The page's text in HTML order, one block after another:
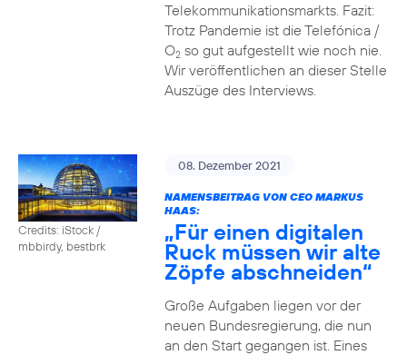
Telekommunikationsmarkts. Fazit:
Trotz Pandemie ist die Telefónica /
O2so gut aufgestellt wie noch nie.
Wir veröffentlichen an dieser Stelle
Auszüge des Interviews.
Credits: iStock /
mbbirdy, bestbrk
08. Dezember 2021
NAMENSBEITRAG VON CEO MARKUS
HAAS:
„Für einen digitalen
Ruck müssen wir alte
Zöpfe abschneiden“
Große Aufgaben liegen vor der
neuen Bundesregierung, die nun
an den Start gegangen ist. Eines